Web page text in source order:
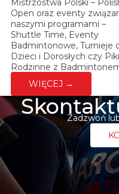
Mistrzostwa Polski –
Open oraz eventy
naszymi programami –
Shuttle Time, Eventy
Badmintonowe, Turnieje
Dzieci i Dorosłych czy
Rodzinne z
WIĘCEJ →
Zadzwoń